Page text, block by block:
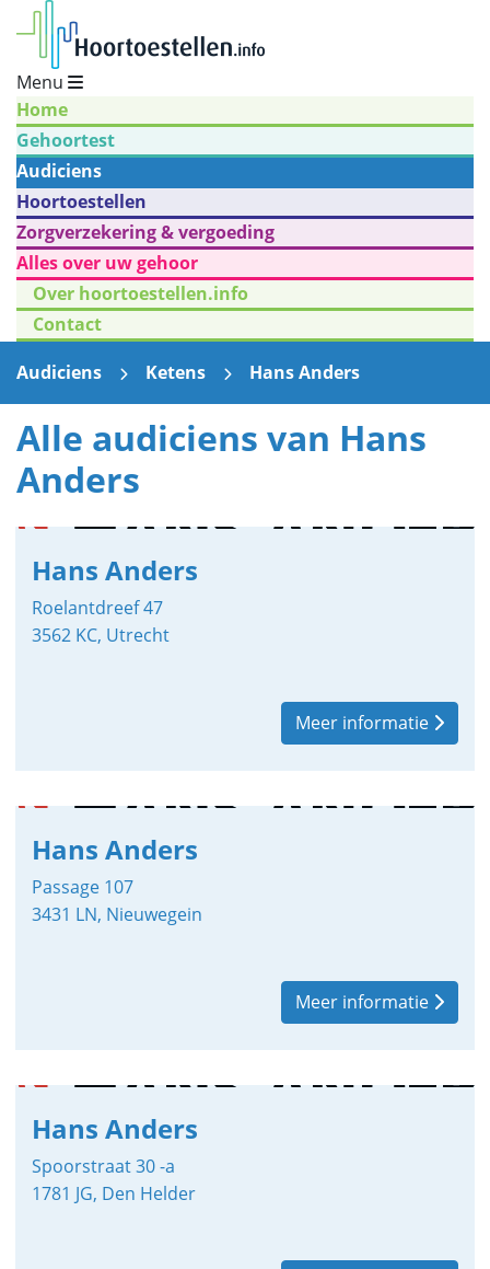
Menu
Home
Gehoortest
Audiciens
Hoortoestellen
Zorgverzekering & vergoeding
Alles over uw gehoor
Over hoortoestellen.info
Contact
Audiciens
Ketens Hans Anders
Alle audiciens van Hans
Anders
Hans Anders
Roelantdreef 47
3562 KC, Utrecht
Meer informatie
Hans Anders
Passage 107
3431 LN, Nieuwegein
Meer informatie
Hans Anders
Spoorstraat 30 -a
1781 JG, Den Helder